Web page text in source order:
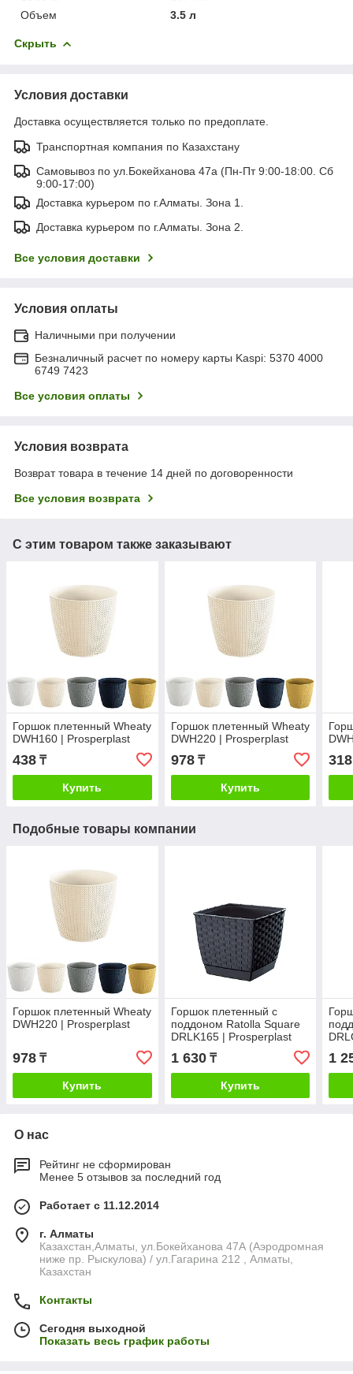
Объем
3.5 л
Скрыть
Условия доставки
Доставка осуществляется только по предоплате.
Транспортная компания по Казахстану
Самовывоз по ул.Бокейханова 47а (Пн-Пт 9:00-18:00. Сб
9:00-17:00)
Доставка курьером по г.Алматы. Зона 1.
Доставка курьером по г.Алматы. Зона 2.
Все условия доставки
Условия оплаты
Наличными при получении
Безналичный расчет по номеру карты Kaspi: 5370 4000
6749 7423
Все условия оплаты
Условия возврата
Возврат товара в течение 14 дней по договоренности
Все условия возврата
С этим товаром также заказывают
Горшок плетенный Wheaty
DWH160 | Prosperplast
438 ₸
Купить
Горшок плетенный Wheaty
DWH220 | Prosperplast
978₸
Купить
318
Подобные товары компании
Горшок плетенный Wheaty
DWH220 | Prosperplast
978 ₸
Купить
Горшок плетенный с
поддоном Ratolla Square
DRLK165 | Prosperplast
1 630₸
Купить
1
О нас
Рейтинг не сформирован
Менее 5 отзывов за последний год
Работает с 11.12.2014
г. Алматы
Казахстан,Алматы, ул.Бокейханова 47А (Аэродромная
ниже пр. Рыскулова) / ул.Гагарина 212 , Алматы,
Казахстан
Контакты
Сегодня выходной
Показать весь график работы